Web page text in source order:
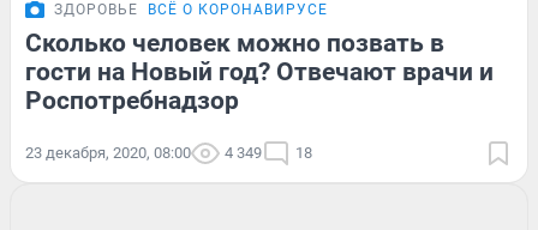
ЗДОРОВЬЕ ВСЁ О КОРОНАВИРУСЕ
Сколько человек можно позвать в
гости на Новый год? Отвечают врачи и
Роспотребнадзор
23 декабря, 2020, 08:00 4 349 18